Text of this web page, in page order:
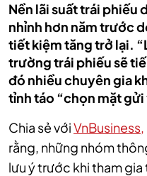
Nền lãi suất trái phiếu
nhỉnh hơn năm trước
tiết kiệm tăng trở lại.
trường trái phiếu sẽ
đó nhiều chuyên gia
tỉnh táo “chọn mặt gửi
Chia sẻ vớiVnBusiness,
rằng, những nhóm
lưu ý trước khi tham